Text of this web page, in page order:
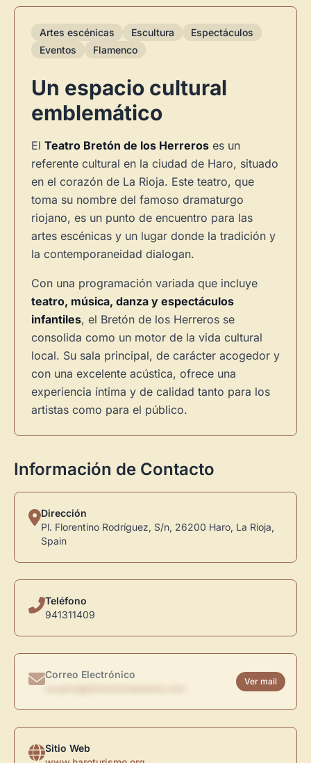
Artes escénicas Escultura
Espectáculos
Eventos
Flamenco
Un espacio cultural
emblemático
El Teatro Bretón de los Herreros es un
referente cultural en la ciudad de Haro, situado
en el corazón de La Rioja. Este teatro, que
toma su nombre del famoso dramaturgo
riojano, es un punto de encuentro para las
artes escénicas y un lugar donde la tradición y
la contemporaneidad dialogan.
Con una programación variada que incluye
teatro, música, danza y espectáculos
infantiles, el Bretón de los Herreros se
consolida como un motor de la vida cultural
local. Su sala principal, de carácter acogedor y
con una excelente acústica, ofrece una
experiencia íntima y de calidad tanto para los
artistas como para el público.
Información de Contacto
Dirección
Pl. Florentino Rodríguez, S/n, 26200 Haro, La Rioja,
Spain
Teléfono
941311409
Correo Electrónico
Ver mail
Sitio Web